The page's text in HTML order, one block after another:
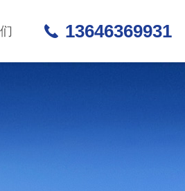
13646369931